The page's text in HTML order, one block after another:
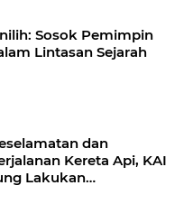
Sosok Pemimpin
Lintasan Sejarah
dan
Kereta Api, KAI
Lakukan
dan Wesel KA di